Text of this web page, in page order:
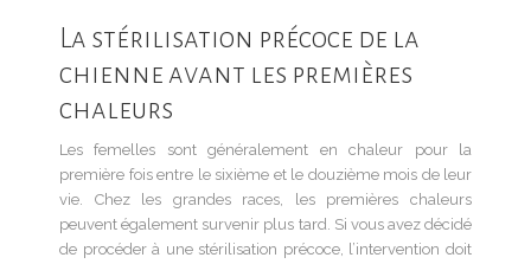
La stérilisation précoce de la
chienne avant les premières
chaleurs
Les femelles sont généralement en chaleur pour la
première fois entre le sixième et le douzième mois de leur
vie. Chez les grandes races, les premières chaleurs
peuvent également survenir plus tard. Si vous avez décidé
de procéder à une stérilisation précoce, l’intervention doit